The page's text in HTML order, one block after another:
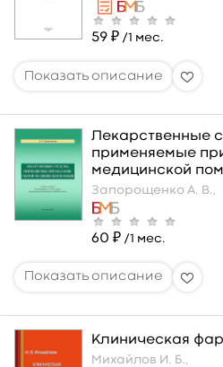
59 ₽ /1 мес.
Лекарственные
применяемые
медицинской
Запорощенко А. В.,
60 ₽ /1 мес.
Клиническая
Михайлов И. Б.,